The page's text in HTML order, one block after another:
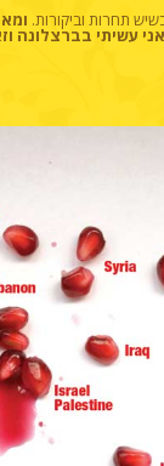
תחרות וביקורות.
עשיתי בברצלונה